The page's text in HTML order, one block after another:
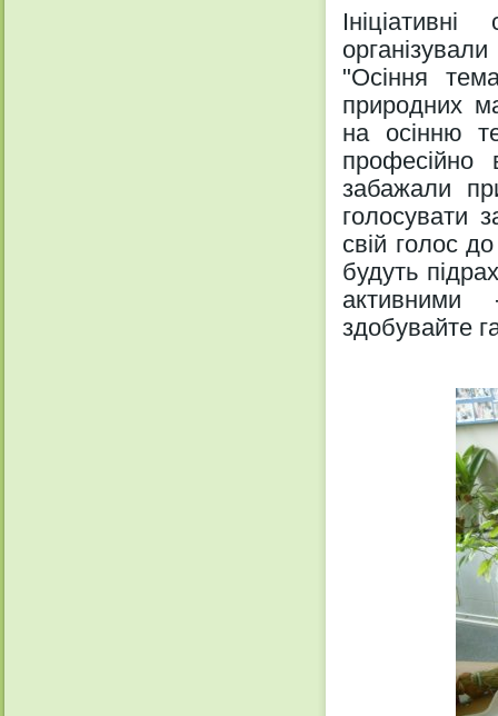
"Осіння
природних
на осінню
професійно
забажали
голосувати
свій голос
будуть
активними
здобувайте